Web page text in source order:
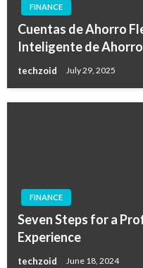
FINANCE
Cuentas de Ahorro
Inteligente de
techzoid July 29, 2025
FINANCE
Seven Steps for a
Experience
techzoid June 18, 2024